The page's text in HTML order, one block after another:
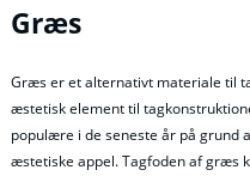
Græs
Græs er et alternativt materiale til
æstetisk element til
populære i de seneste år på grund
æstetiske appel. Tagfoden af græs